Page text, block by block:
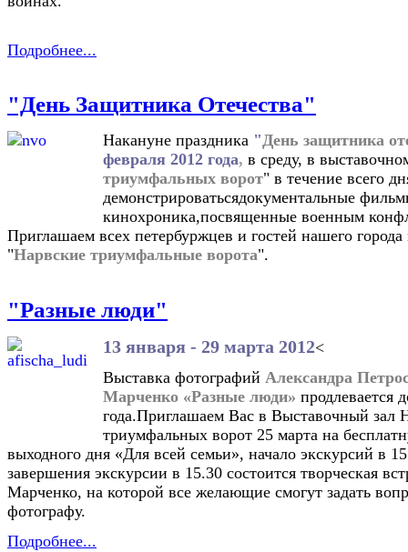
Подробнее...
"День Защитника Отечества"
Накануне праздника "День защитника
февраля 2012 года, в среду, в
триумфальных ворот" в течение всего
демонстрироватьсядокументальные
кинохроника,посвященные военным
Приглашаем всех петербуржцев и гостей нашего
"Нарвские триумфальные ворота".
"Разные люди"
13 января - 29 марта 2012<
Выставка фотографий Александра
Марченко «Разные люди» продлевается
года.Приглашаем Вас в Выставочный зал
триумфальных ворот 25 марта на
выходного дня «Для всей семьи», начало экскурсий в
завершения экскурсии в 15.30 состоится творческая
Марченко, на которой все желающие смогут задать
фотографу.
Подробнее...